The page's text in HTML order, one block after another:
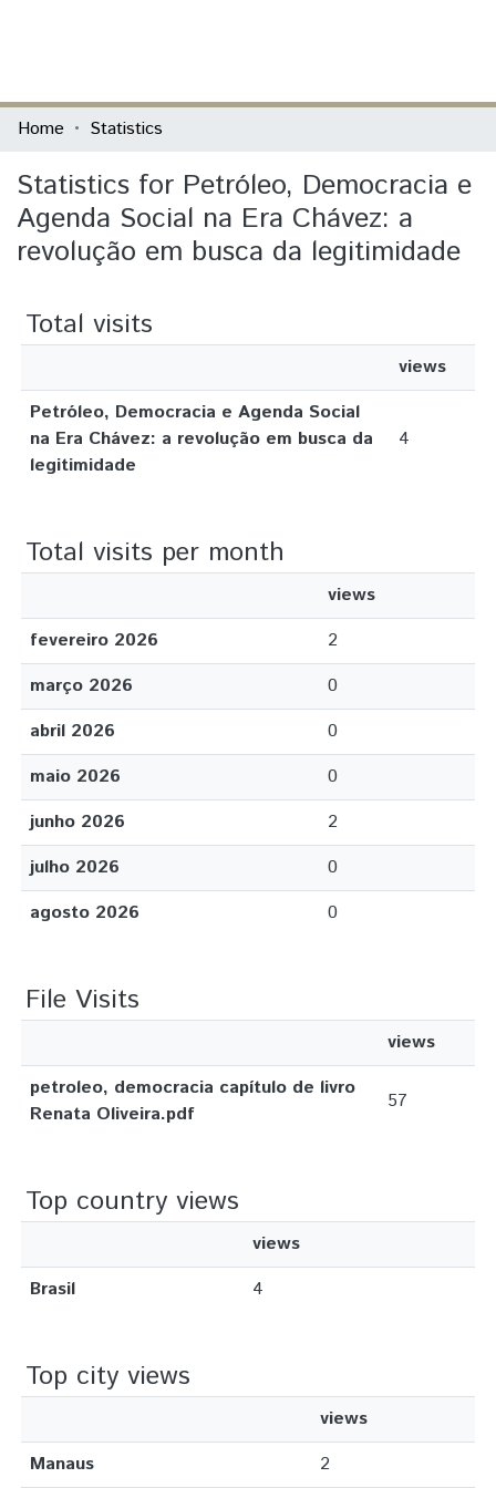
Communities & Collections
All of DSpace
Home Statistics
Statistics for Petróleo, Democracia e
Agenda Social na Era Chávez: a
revolução em busca da legitimidade
Total visits
views
Petróleo, Democracia e Agenda Social
na Era Chávez: a revolução em busca da
legitimidade
4
Total visits per month
views
fevereiro 2026
2
março 2026
0
abril 2026
0
maio 2026
0
junho 2026
2
julho 2026
0
agosto 2026
0
File Visits
views
petroleo, democracia capítulo de livro
Renata Oliveira.pdf
57
Top country views
views
Brasil
4
Top city views
views
Manaus
2